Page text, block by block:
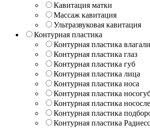
Кавитация матки
Массаж кавитация
Ультразвуковая кавитация
Контурная пластика
Контурная пластика
Контурная пластика глаз
Контурная пластика губ
Контурная пластика лица
Контурная пластика носа
Контурная пластика
Контурная пластика
Контурная пластика
Контурная пластика Радиесс